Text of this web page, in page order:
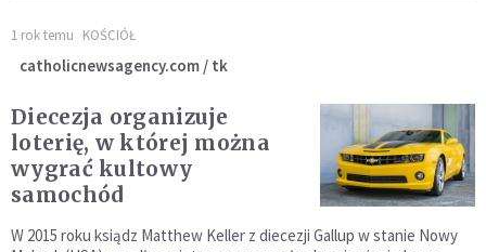
1 rok temu KOŚCIÓŁ
catholicnewsagency.com / tk
Diecezja organizuje
loterię, w której można
wygrać kultowy
samochód
W 2015 roku ksiądz Matthew Keller z diecezji Gallup w stanie Nowy